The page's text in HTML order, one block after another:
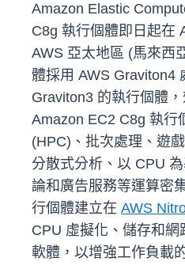
Amazon Elastic
C8g 執行個體即日起在
AWS 亞太地區 (馬來西
體採用 AWS Graviton4
Graviton3 的執行個體
Amazon EC2 C8g 執行
(HPC)、批次處理、遊
分散式分析、以 CPU
論和廣告服務等運算密
行個體建立在 AWS
CPU 虛擬化、儲存和網
軟體，以增強工作負載